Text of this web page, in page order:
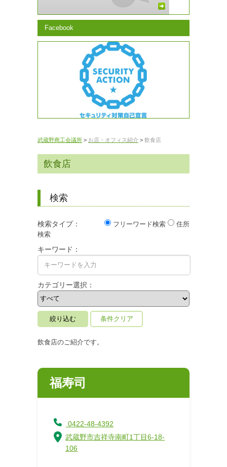
Facebook
武蔵野商工会議所 > お店・オフィス紹介 > 飲食店
飲食店
検索
検索タイプ： フリーワード検索
住所
検索
キーワード：
カテゴリー選択：
条件クリア
飲食店のご紹介です。
福寿司
0422-48-4392
武蔵野市吉祥寺南町1丁目6-18-
106